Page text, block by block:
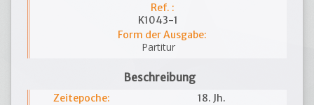
Ref. :
K1043-1
Form der Ausgabe:
Partitur
Beschreibung
Zeitepoche:
18. Jh.